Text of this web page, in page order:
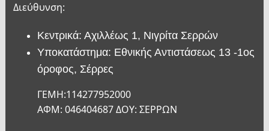
Διεύθυνση:
Κεντρικά: Αχιλλέως 1, Νιγρίτα Σερρών
Υποκατάστημα: Εθνικής Αντιστάσεως 13 -1ος
όροφος, Σέρρες
ΓΕΜΗ:114277952000
ΑΦΜ: 046404687 ΔΟΥ: ΣΕΡΡΩΝ